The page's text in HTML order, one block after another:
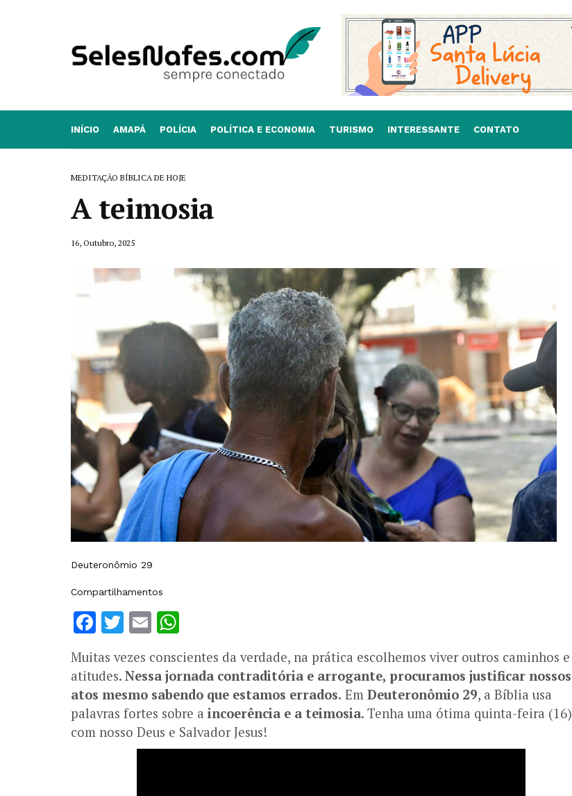
INÍCIO AMAPÁ POLÍCIA POLÍTICA E ECONOMIA TURISMO INTERESSANTE CONTATO
MEDITAÇÃO BÍBLICA DE HOJE
A teimosia
16, Outubro, 2025
Deuteronômio 29
Compartilhamentos
Facebook
Twitter
Email
Muitas vezes conscientes da verdade, na prática escolhemos viver outros caminhos e
atitudes. Nessa jornada contraditória e arrogante, procuramos justificar nossos
atos mesmo sabendo que estamos errados. Em Deuteronômio 29, a Bíblia usa
palavras fortes sobre a incoerência e a teimosia. Tenha uma ótima quinta-feira (16)
com nosso Deus e Salvador Jesus!